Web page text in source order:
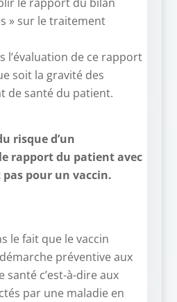
» sur le traitement
l’évaluation de ce rapport
soit la gravité des
de santé du patient.
risque d’un
rapport du patient avec
pour un vaccin.
le fait que le vaccin
préventive aux
c’est-à-dire aux
par une maladie en